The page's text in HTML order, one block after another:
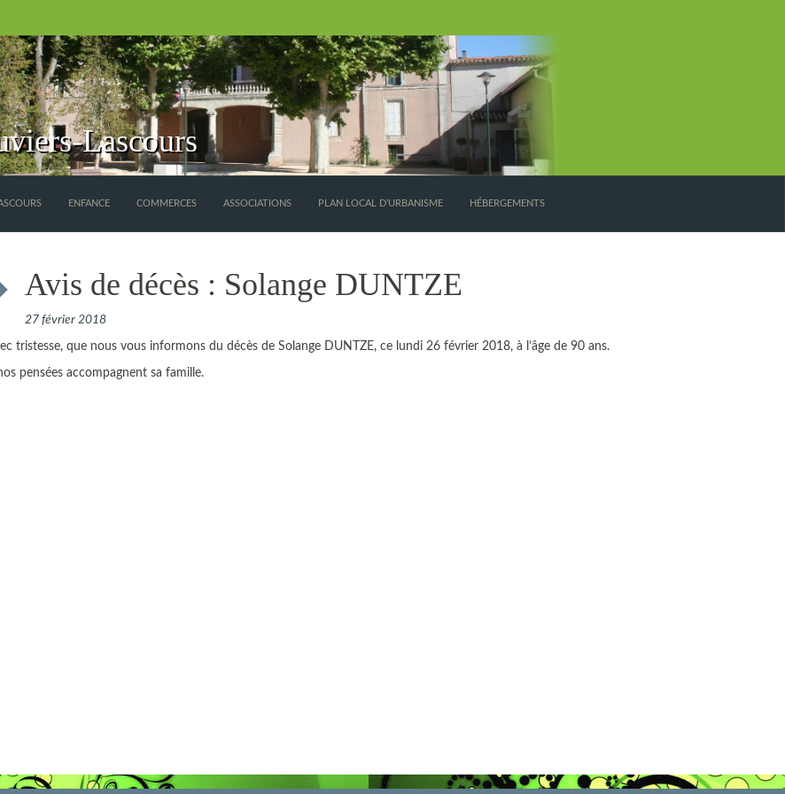
Lascours
ENFANCE COMMERCES ASSOCIATIONS PLAN LOCAL D’URBANISME HÉBERGEMENTS
Avis de décès : Solange DUNTZE
27 février 2018
tristesse, que nous vous informons du décès de Solange DUNTZE, ce lundi 26 février 2018, à l’âge de 90 ans.
pensées accompagnent sa famille.